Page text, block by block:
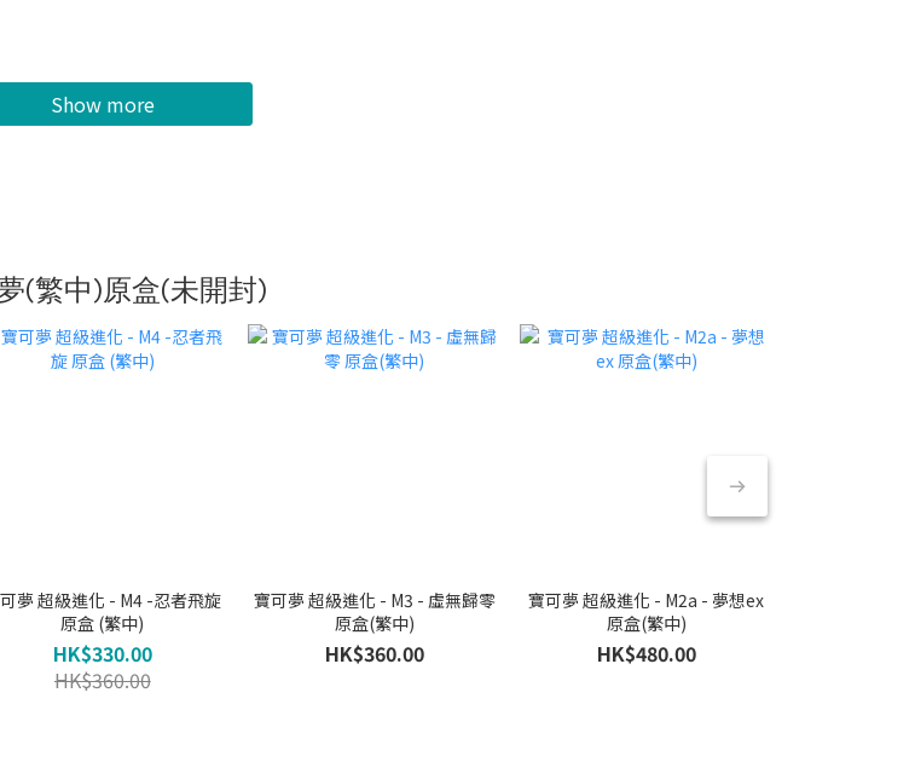
Show more
(繁中)原盒(未開封)
夢 超級進化 - M4 -忍者飛旋
原盒 (繁中)
HK$330.00
HK$360.00
寶可夢 超級進化 - M3 - 虛無歸零
原盒(繁中)
HK$360.00
寶可夢 超級進化 - M2a - 夢想ex
原盒(繁中)
HK$480.00